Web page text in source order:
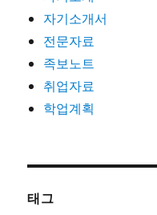
자기소개서
전문자료
족보노트
취업자료
학업계획
태그